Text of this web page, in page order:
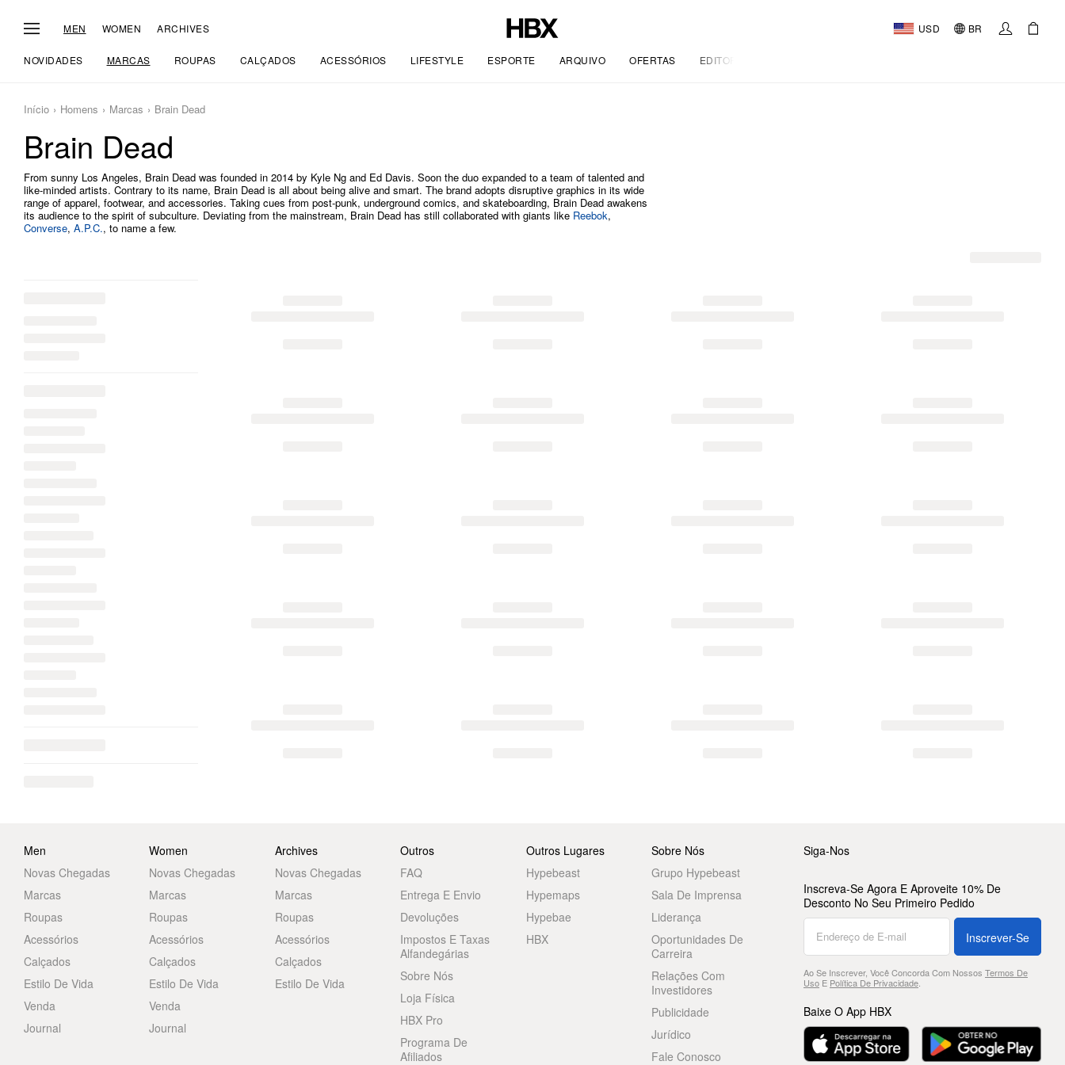
MEN WOMEN ARCHIVES USD BR
NOVIDADES MARCAS ROUPAS CALÇADOS ACESSÓRIOS LIFESTYLE ESPORTE ARQUIVO OFERTAS EDITORIAL
Início Homens Marcas Brain Dead
Brain Dead
From sunny Los Angeles, Brain Dead was founded in 2014 by Kyle Ng and Ed Davis. Soon the duo expanded to a team of talented and
like-minded artists. Contrary to its name, Brain Dead is all about being alive and smart. The brand adopts disruptive graphics in its wide
range of apparel, footwear, and accessories. Taking cues from post-punk, underground comics, and skateboarding, Brain Dead awakens
its audience to the spirit of subculture. Deviating from the mainstream, Brain Dead has still collaborated with giants like Reebok,
Converse, A.P.C., to name a few.
Men
Novas Chegadas
Marcas
Roupas
Acessórios
Calçados
Estilo De Vida
Venda
Journal
Women
Novas Chegadas
Marcas
Roupas
Acessórios
Calçados
Estilo De Vida
Venda
Journal
Archives
Novas Chegadas
Marcas
Roupas
Acessórios
Calçados
Estilo De Vida
Outros
FAQ
Entrega E Envio
Devoluções
Impostos E Taxas
Alfandegárias
Sobre Nós
Loja Física
HBX Pro
Programa De
Afiliados
Outros Lugares
Hypebeast
Hypemaps
Hypebae
HBX
Sobre Nós
Grupo Hypebeast
Sala De Imprensa
Liderança
Oportunidades De
Carreira
Relações Com
Investidores
Publicidade
Jurídico
Fale Conosco
Siga-Nos
Inscreva-Se Agora E Aproveite 10% De
Desconto No Seu Primeiro Pedido
Inscrever-Se
Ao Se Inscrever, Você Concorda Com Nossos Termos De
UsoE Política De Privacidade.
Baixe O App HBX